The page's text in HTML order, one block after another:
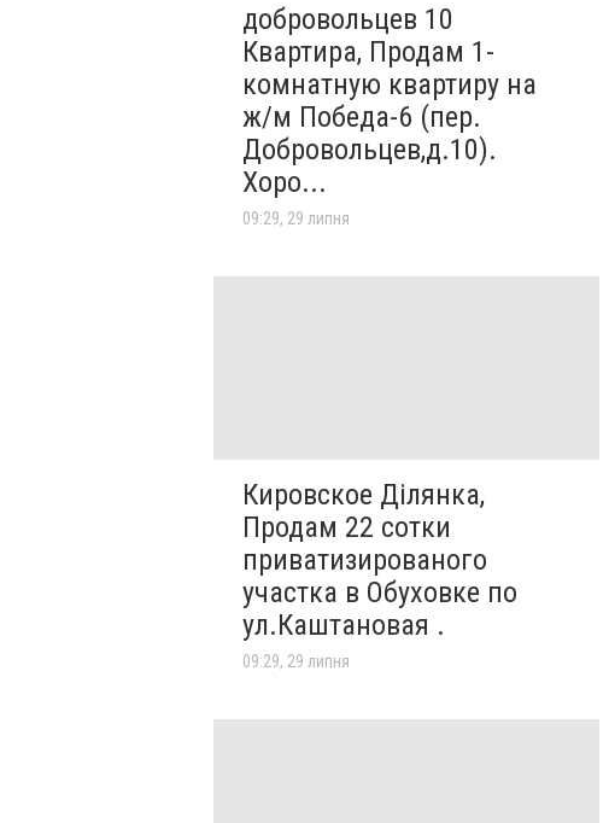
добровольцев 10
Квартира, Продам 1-
комнатную квартиру на
ж/м Победа-6 (пер.
Добровольцев,д.10).
Хоро...
09:29, 29 липня
Кировское Ділянка,
Продам 22 сотки
приватизированого
участка в Обуховке по
ул.Каштановая .
09:29, 29 липня